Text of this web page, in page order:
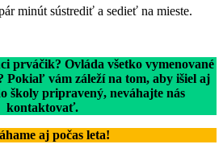
minút sústrediť a sedieť na mieste.
prváčik? Ovláda všetko vymenované
Pokiaľ vám záleží na tom, aby išiel aj
školy pripravený, neváhajte nás
kontaktovať.
aj počas leta!